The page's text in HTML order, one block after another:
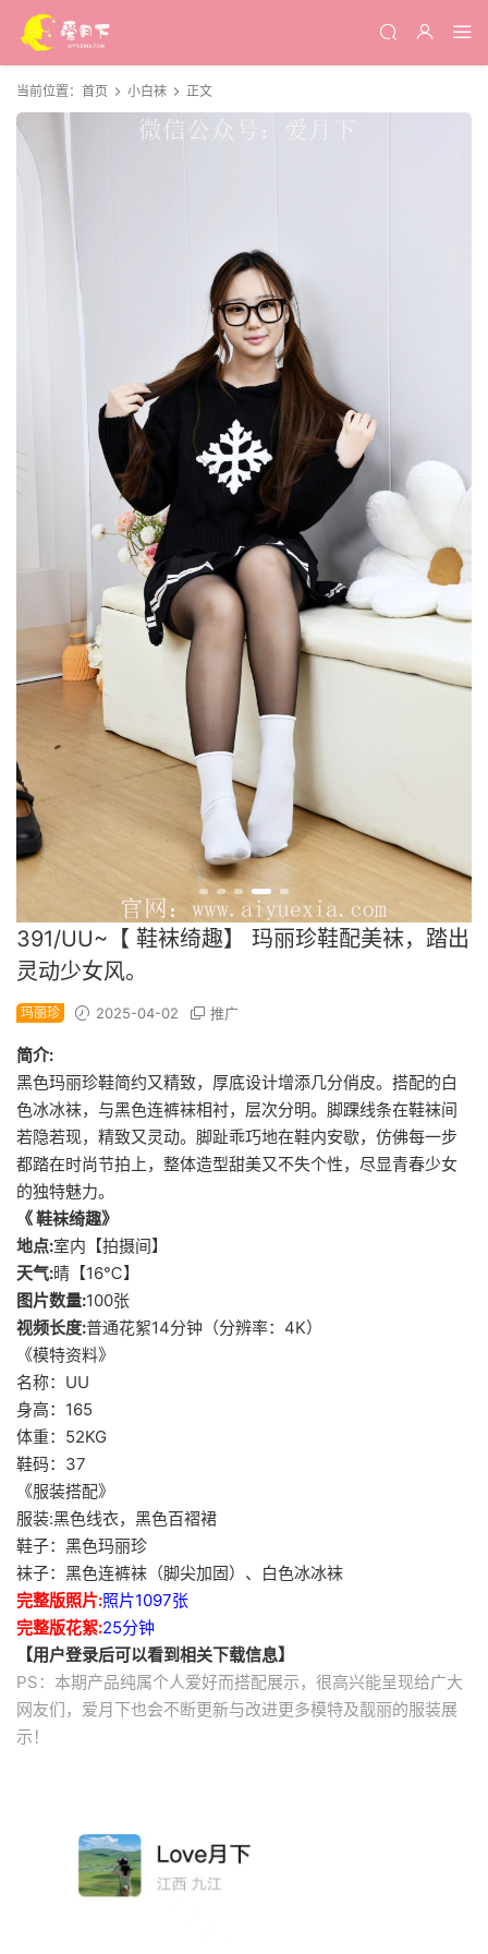
当前位置： 首页 小白袜 正文
391/UU~【 鞋袜绮趣】 玛丽珍鞋配美袜，踏出
灵动少女风。
玛丽珍 2025-04-02 推广
简介:
黑色玛丽珍鞋简约又精致，厚底设计增添几分俏皮。搭配的白
色冰冰袜，与黑色连裤袜相衬，层次分明。脚踝线条在鞋袜间
若隐若现，精致又灵动。脚趾乖巧地在鞋内安歇，仿佛每一步
都踏在时尚节拍上，整体造型甜美又不失个性，尽显青春少女
的独特魅力。
《 鞋袜绮趣》
地点:室内【拍摄间】
天气:晴【16℃】
图片数量:100张
视频长度:普通花絮14分钟（分辨率：4K）
《模特资料》
名称：UU
身高：165
体重：52KG
鞋码：37
《服装搭配》
服装:黑色线衣，黑色百褶裙
鞋子：黑色玛丽珍
袜子：黑色连裤袜（脚尖加固）、白色冰冰袜
完整版照片:照片1097张
完整版花絮:25分钟
【用户登录后可以看到相关下载信息】
PS：本期产品纯属个人爱好而搭配展示，很高兴能呈现给广大
网友们，爱月下也会不断更新与改进更多模特及靓丽的服装展
示！